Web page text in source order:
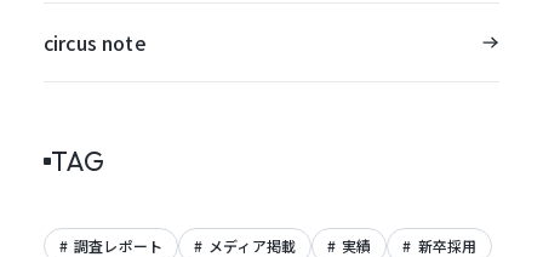
circus note
TAG
調査レポート メディア掲載 実績
新卒採用